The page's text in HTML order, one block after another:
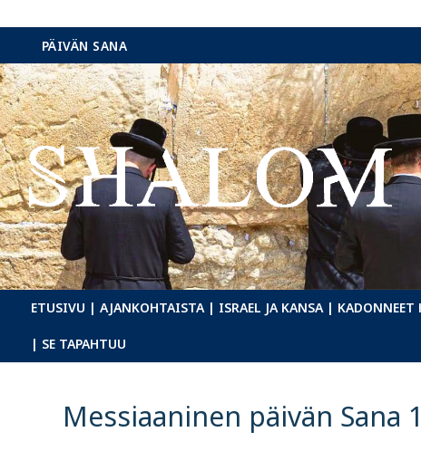
Hyppää
sisältöön
PÄIVÄN SANA
ETUSIVU | AJANKOHTAISTA | ISRAEL JA KANSA | KADONNEET
| SE TAPAHTUU
Messiaaninen päivän Sana